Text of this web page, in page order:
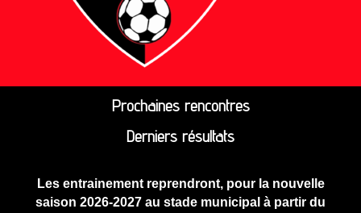
Prochaines rencontres
Derniers résultats
Les entrainement reprendront, pour la nouvelle
saison 2026-2027 au stade municipal à partir du